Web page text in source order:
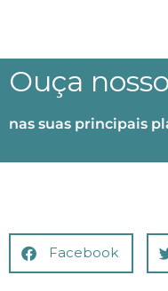
Ouça
nas suas principais
Facebook